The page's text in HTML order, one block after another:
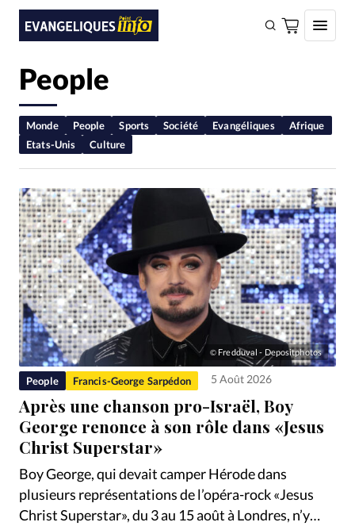
Faire un don
Eglises
Monde
Bible
Toute l'actualité
Se connecter
Devise:CHF
RUBRIQUES
Toute l'actualité Bible Culture
Economie
Eglises
Histoire Laicité
Liberté religieuse
Mission
Monde People Politique
Religions
Société
People
Monde People Sports Société Evangéliques
Afrique
Etats-Unis
Culture
© Fredduval - Depositphotos
People Francis-George Sarpédon 5 Août 2026
Après une chanson pro-Israël, Boy
George renonce à son rôle dans «Jesus
Christ Superstar»
Boy George, qui devait camper Hérode dans
plusieurs représentations de l’opéra-rock «Jesus
Christ Superstar», du 3 au 15 août à Londres, n’y